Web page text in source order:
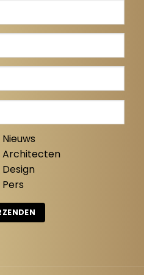
Nieuws
Architecten
Design
Pers